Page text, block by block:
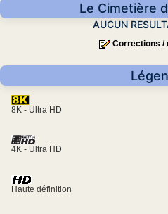
Le Cimetière
AUCUN
Corrections /
8K - Ultra HD
4K - Ultra HD
Haute définition